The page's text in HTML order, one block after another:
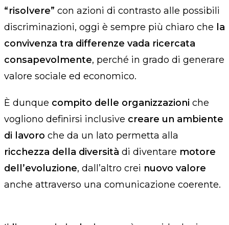
“risolvere” con azioni di contrasto alle possibili
discriminazioni, oggi è sempre più chiaro che la
convivenza tra differenze vada ricercata
consapevolmente, perché in grado di generare
valore sociale ed economico.
È dunque compito delle organizzazioni che
vogliono definirsi inclusive creare un ambiente
di lavoro che da un lato permetta alla
ricchezza della diversità di diventare motore
dell’evoluzione, dall’altro crei nuovo valore
anche attraverso una comunicazione coerente.